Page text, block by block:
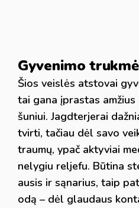
Gyvenimo
Šios veislės atstovai
tai gana įprastas
šuniui. Jagdterjerai
tvirti, tačiau dėl savo
traumų, ypač aktyviai
nelygiu reljefu. Būtina
ausis ir sąnarius, taip
odą – dėl glaudaus